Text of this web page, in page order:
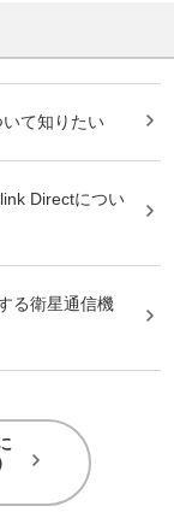
て知りたい
Directについ
る衛星通信機